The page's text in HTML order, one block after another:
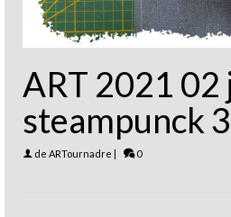
ART 2021 02
steampunck 3
de ARTournadre | 0